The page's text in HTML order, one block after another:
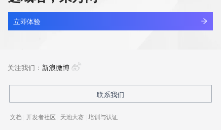
niemingzhao.top
最近查询
查看详情
最近查询
立即体验
关注我们： 新浪微博
联系我们
文档 | 开发者社区 | 天池大赛 | 培训与认证